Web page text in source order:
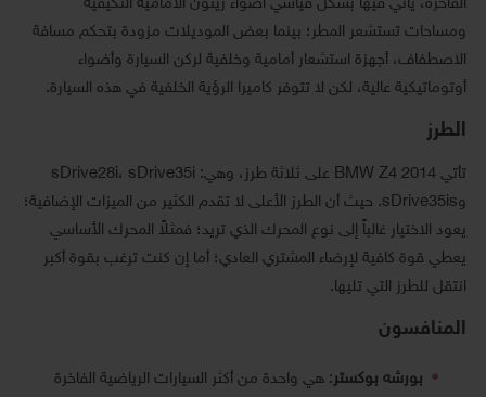
الفاخرة، يأتي فيها بشكل قياسي أضواء زينون الأمامية التكيفية
ومساحات تستشعر المطر؛ بينما بعض الموديلات مزودة بتحكم مسافة
الاصطفاف، أجهزة استشعار أمامية وخلفية لركن السيارة وأضواء
أوتوماتيكية عالية، لكن لا تتوفر كاميرا الرؤية الخلفية في هذه السيارة.
الطرز
تأتي BMW Z4 2014 على ثلاثة طرز، وهي: sDrive28i، sDrive35i
وsDrive35is. حيث أن الطرز الأعلى لا تقدم الكثير من الميزات الإضافية؛
يعود الاختيار غالباً إلى نوع المحرك الذي تريد؛ فمثلاً المحرك الأساسي
يعطي قوة كافية لإرضاء المشتري العادي؛ أما إن كنت ترغب بقوة أكبر
انتقل للطرز التي تليها.
المنافسون
بورشه بوكستر: هي واحدة من أكثر السيارات الرياضية الفاخرة